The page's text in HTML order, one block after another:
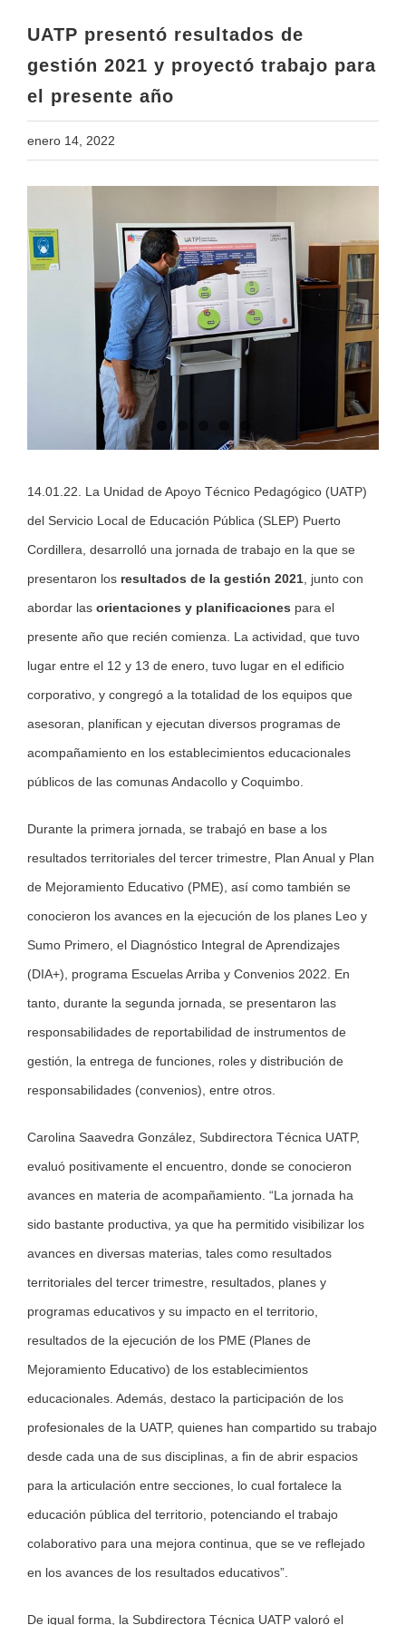
UATP presentó resultados de
gestión 2021 y proyectó trabajo para
el presente año
enero 14, 2022
Larger
Image
14.01.22. La Unidad de Apoyo Técnico Pedagógico (UATP)
del Servicio Local de Educación Pública (SLEP) Puerto
Cordillera, desarrolló una jornada de trabajo en la que se
presentaron los resultados de la gestión 2021 , junto con
abordar las orientaciones y planificaciones para el
presente año que recién comienza. La actividad, que tuvo
lugar entre el 12 y 13 de enero, tuvo lugar en el edificio
corporativo, y congregó a la totalidad de los equipos que
asesoran, planifican y ejecutan diversos programas de
acompañamiento en los establecimientos educacionales
públicos de las comunas Andacollo y Coquimbo.
Durante la primera jornada, se trabajó en base a los
resultados territoriales del tercer trimestre, Plan Anual y Plan
de Mejoramiento Educativo (PME), así como también se
conocieron los avances en la ejecución de los planes Leo y
Sumo Primero, el Diagnóstico Integral de Aprendizajes
(DIA+), programa Escuelas Arriba y Convenios 2022. En
tanto, durante la segunda jornada, se presentaron las
responsabilidades de reportabilidad de instrumentos de
gestión, la entrega de funciones, roles y distribución de
responsabilidades (convenios), entre otros.
Carolina Saavedra González, Subdirectora Técnica UATP,
evaluó positivamente el encuentro, donde se conocieron
avances en materia de acompañamiento. “La jornada ha
sido bastante productiva, ya que ha permitido visibilizar los
avances en diversas materias, tales como resultados
territoriales del tercer trimestre, resultados, planes y
programas educativos y su impacto en el territorio,
resultados de la ejecución de los PME (Planes de
Mejoramiento Educativo) de los establecimientos
educacionales. Además, destaco la participación de los
profesionales de la UATP, quienes han compartido su trabajo
desde cada una de sus disciplinas, a fin de abrir espacios
para la articulación entre secciones, lo cual fortalece la
educación pública del territorio, potenciando el trabajo
colaborativo para una mejora continua, que se ve reflejado
en los avances de los resultados educativos”.
De igual forma, la Subdirectora Técnica UATP valoró el